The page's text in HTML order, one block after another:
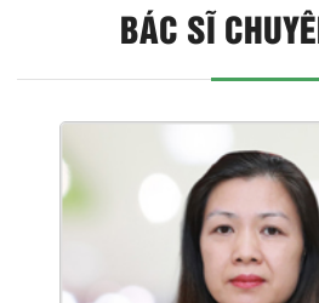
BÁC SĨ